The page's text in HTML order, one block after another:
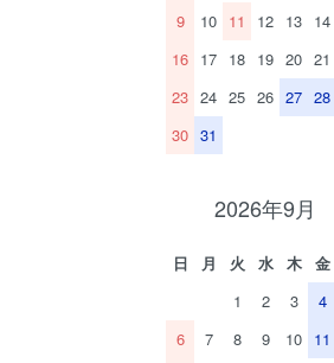
9
10 11 12 13 14
16 17 18 19 20 21
23 24 25 26 27 28
30 31
2026年9月
日 月 火 水 木 金
1
2 3 4
6
7 8 9 10 11